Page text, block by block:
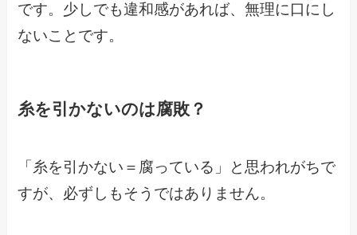
です。少しでも違和感があれば、無理に口にし
ないことです。
糸を引かないのは腐敗？
「糸を引かない＝腐っている」と思われがちで
すが、必ずしもそうではありません。